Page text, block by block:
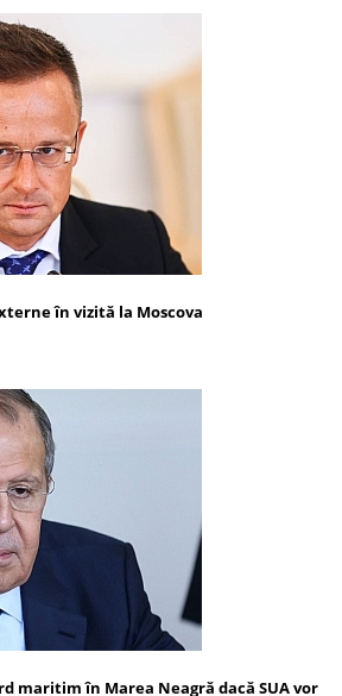
în vizită la Moscova
maritim în Marea Neagră dacă SUA vor